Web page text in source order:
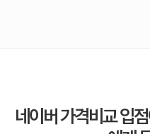
네이버 가격비교 입